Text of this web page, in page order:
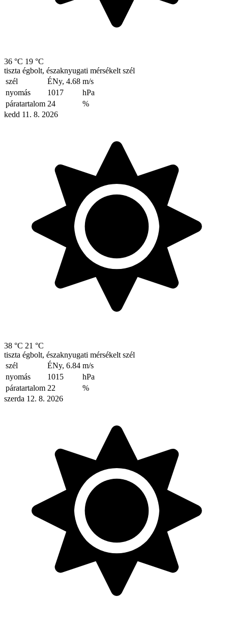
36 °C 19 °C
tiszta égbolt, északnyugati mérsékelt szél
szél
ÉNy, 4.68 m/s
nyomás
1017
hPa
páratartalom 24
%
kedd 11. 8. 2026
38 °C 21 °C
tiszta égbolt, északnyugati mérsékelt szél
szél
ÉNy, 6.84 m/s
nyomás
1015
hPa
páratartalom 22
%
szerda 12. 8. 2026